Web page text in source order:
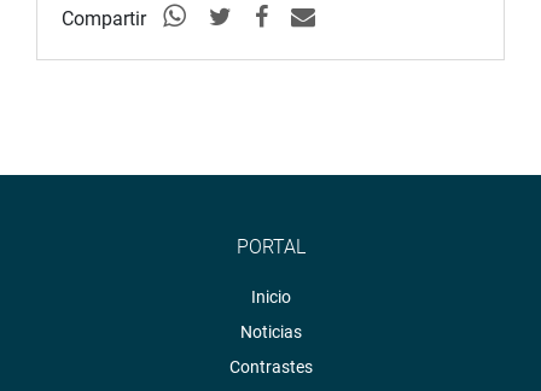
Compartir
PORTAL
Inicio
Noticias
Contrastes